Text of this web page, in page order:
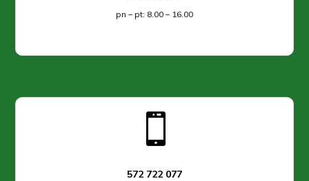
pn – pt: 8.00 – 16.00

572 722 077